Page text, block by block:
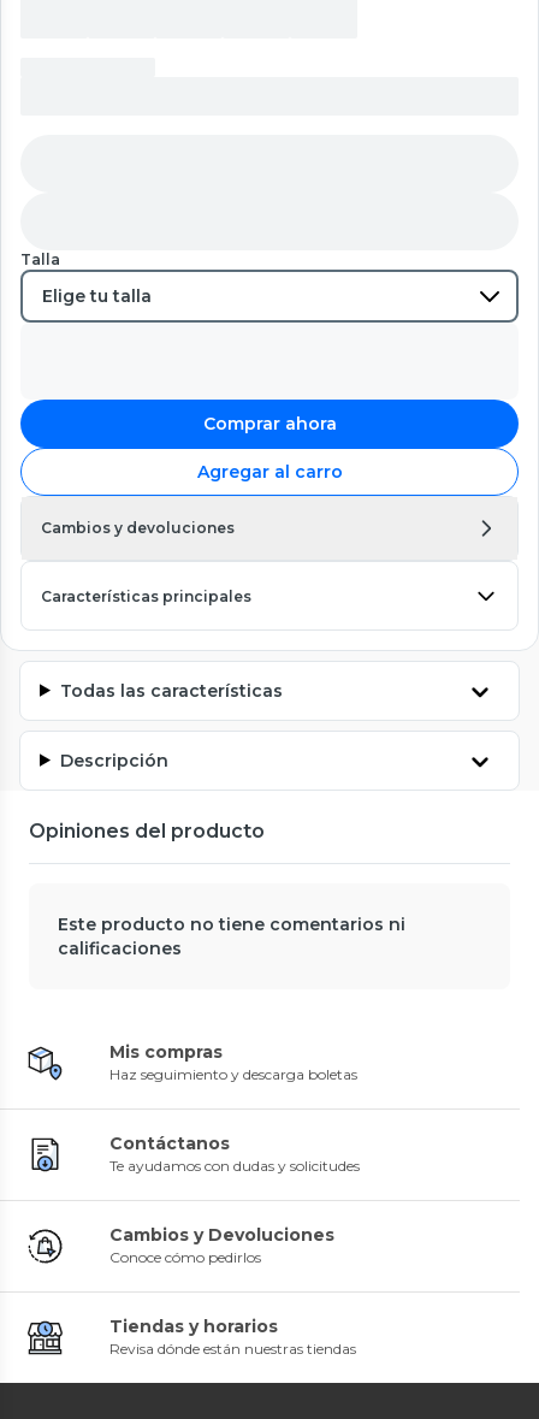
Talla
Comprar ahora
Agregar al carro
Cambios y devoluciones
Características principales
Todas las características
Descripción
Opiniones del producto
Este producto no tiene comentarios ni
calificaciones
Mis compras
Haz seguimiento y descarga boletas
Contáctanos
Te ayudamos con dudas y solicitudes
Cambios y Devoluciones
Conoce cómo pedirlos
Tiendas y horarios
Revisa dónde están nuestras tiendas